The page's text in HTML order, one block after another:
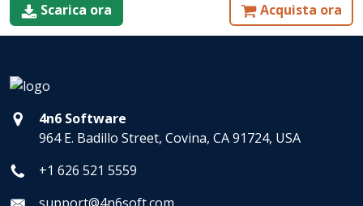
Scarica ora
Acquista ora
4n6 Software
964 E. Badillo Street, Covina, CA 91724, USA
+1 626 521 5559